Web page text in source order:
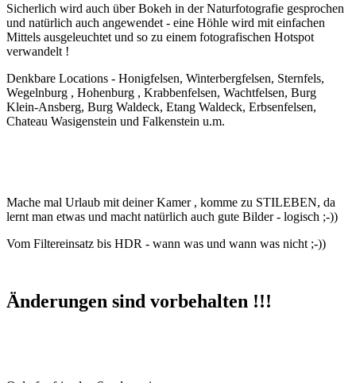
Sicherlich wird auch über Bokeh in der Naturfotografie gesprochen
und natürlich auch angewendet - eine Höhle wird mit einfachen
Mittels ausgeleuchtet und so zu einem fotografischen Hotspot
verwandelt !
Denkbare Locations - Honigfelsen, Winterbergfelsen, Sternfels,
Wegelnburg , Hohenburg , Krabbenfelsen, Wachtfelsen, Burg
Klein-Ansberg, Burg Waldeck, Etang Waldeck, Erbsenfelsen,
Chateau Wasigenstein und Falkenstein u.m.
Mache mal Urlaub mit deiner Kamer , komme zu STILEBEN, da
lernt man etwas und macht natürlich auch gute Bilder - logisch ;-))
Vom Filtereinsatz bis HDR - wann was und wann was nicht ;-))
Änderungen sind vorbehalten !!!